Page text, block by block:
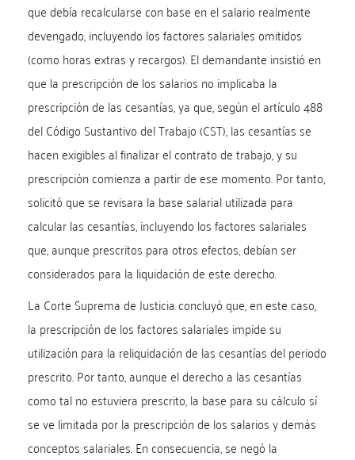
que debía recalcularse con base en el salario realmente
devengado, incluyendo los factores salariales omitidos
(como horas extras y recargos). El demandante insistió en
que la prescripción de los salarios no implicaba la
prescripción de las cesantías, ya que, según el artículo 488
del Código Sustantivo del Trabajo (CST), las cesantías se
hacen exigibles al finalizar el contrato de trabajo, y su
prescripción comienza a partir de ese momento. Por tanto,
solicitó que se revisara la base salarial utilizada para
calcular las cesantías, incluyendo los factores salariales
que, aunque prescritos para otros efectos, debían ser
considerados para la liquidación de este derecho.
La Corte Suprema de Justicia concluyó que, en este caso,
la prescripción de los factores salariales impide su
utilización para la reliquidación de las cesantías del periodo
prescrito. Por tanto, aunque el derecho a las cesantías
como tal no estuviera prescrito, la base para su cálculo sí
se ve limitada por la prescripción de los salarios y demás
conceptos salariales. En consecuencia, se negó la